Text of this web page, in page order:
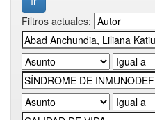
Filtros actuales: